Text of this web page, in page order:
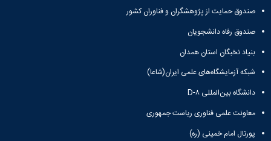
صندوق حمایت از پژوهشگران و فناوران کشور
صندوق رفاه دانشجویان
بنیاد نخبگان استان همدان
شبکه آزمایشگاه‌های علمی ایران(شاعا)
دانشگاه بین‌المللی D-۸
معاونت علمی فناوری ریاست جمهوری
پورتال امام خمینی (ره)